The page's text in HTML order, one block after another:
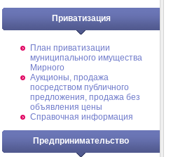
Приватизация
План приватизации
муниципального имущества
Мирного
Аукционы, продажа
посредством публичного
предложения, продажа без
объявления цены
Справочная информация
Предпринимательство